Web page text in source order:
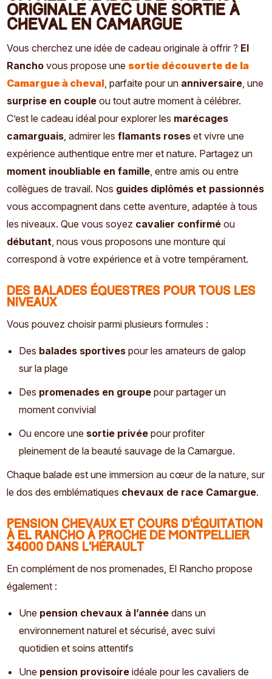
originale avec une sortie à
cheval en Camargue
Vous cherchez une idée de cadeau originale à offrir ? El
Rancho vous propose une sortie découverte de la
Camargue à cheval, parfaite pour un anniversaire, une
surprise en couple ou tout autre moment à célébrer.
C’est le cadeau idéal pour explorer les marécages
camarguais, admirer lesflamants roses et vivre une
expérience authentique entre mer et nature. Partagez un
moment inoubliable en famille, entre amis ou entre
collègues de travail. Nos guides diplômés et passionnés
vous accompagnent dans cette aventure, adaptée à tous
les niveaux. Que vous soyez cavalier confirmé ou
débutant, nous vous proposons une monture qui
correspond à votre expérience et à votre tempérament.
Des balades équestres pour tous les
niveaux
Vous pouvez choisir parmi plusieurs formules :
Des balades sportives pour les amateurs de galop
sur la plage
Des promenades en groupe pour partager un
moment convivial
Ou encore une sortie privée pour profiter
pleinement de la beauté sauvage de la Camargue.
Chaque balade est une immersion au cœur de la nature, sur
le dos des emblématiques chevaux de race Camargue.
Pension chevaux et cours d’équitation
à El Rancho à proche de Montpellier
34000 dans l'Hérault
En complément de nos promenades, El Rancho propose
également :
Une pension chevaux à l’année dans un
environnement naturel et sécurisé, avec suivi
quotidien et soins attentifs
Une pension provisoire idéale pour les cavaliers de